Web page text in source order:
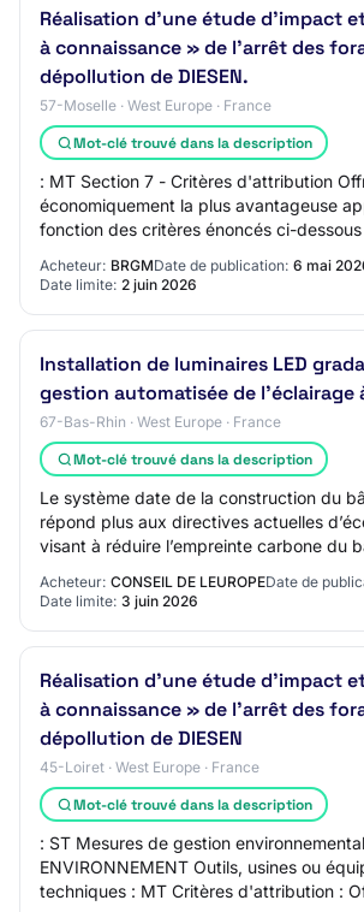
Réalisation d'une étude d'impact
à connaissance » de l'arrêt des
dépollution de DIESEN.
57-Moselle · West Europe · France
Mot-clé trouvé dans la description
: MT Section 7 - Critères d'attribution
économiquement la plus avantageuse
fonction des critères énoncés ci-
p…
Acheteur: BRGMDate de publication: 6 mai
Date limite: 2 juin 2026
Installation de luminaires LED
gestion automatisée de l’éclairage
67-Bas-Rhin · West Europe · France
Mot-clé trouvé dans la description
Le système date de la construction du
répond plus aux directives actuelles
visant à réduire l’empreinte carbone du
Acheteur: CONSEIL DE LEUROPEDate de
Date limite: 3 juin 2026
Réalisation d'une étude d'impact
à connaissance » de l'arrêt des
dépollution de DIESEN
45-Loiret · West Europe · France
Mot-clé trouvé dans la description
: ST Mesures de gestion
ENVIRONNEMENT Outils, usines ou
techniques : MT Critères d'attribution :